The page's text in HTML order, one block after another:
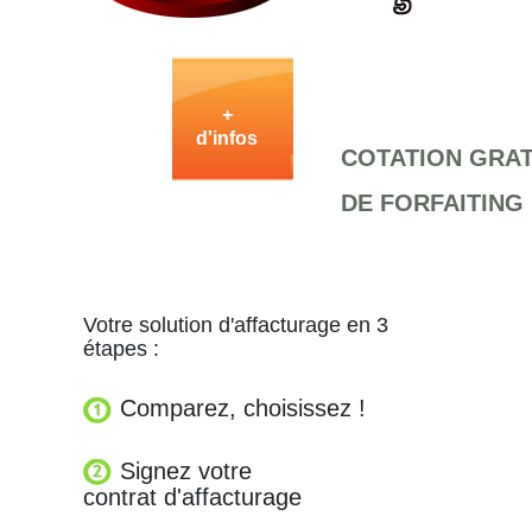
+
d'infos
COTATION
DE FORFAITING
Votre solution d'affacturage en 3
étapes :
Comparez, choisissez !
Signez votre
contrat d'affacturage